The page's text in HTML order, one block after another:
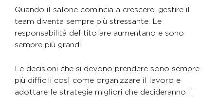
Quando il salone comincia a crescere, gestire il
team diventa sempre più stressante. Le
responsabilità del titolare aumentano e sono
sempre più grandi.
Le decisioni che si devono prendere sono sempre
più difficili così come organizzare il lavoro e
adottare le strategie migliori che decideranno il